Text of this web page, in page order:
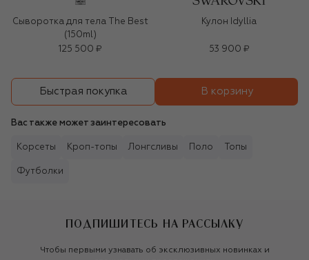
Сыворотка для тела The Best
(150ml)
125 500 ₽
Кулон Idyllia
53 900 ₽
Быстрая покупка В корзину
Вас также может заинтересовать
Корсеты Кроп-топы Лонгсливы Поло Топы
Футболки
ПОДПИШИТЕСЬ НА РАССЫЛКУ
Чтобы первыми узнавать об эксклюзивных новинках и